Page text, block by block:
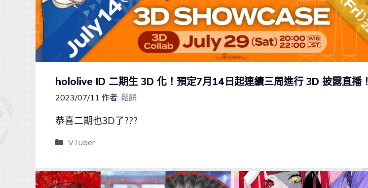
hololive ID 二期生 3D 化！預定7月14日起連續三周進行 3D 披露直播！
2023/07/11 作者: 鬆餅
恭喜二期也3D了???
VTuber